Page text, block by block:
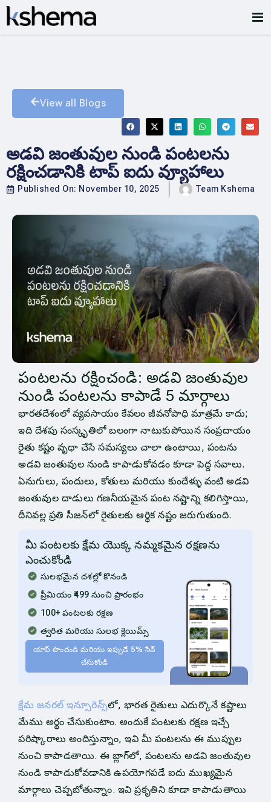
View all Blogs
అడవి జంతువుల నుండి పంటలను
రక్షించడానికి టాప్ ఐదు వ్యూహాలు
Published On: November 10, 2025 Team Kshema
పంటలను రక్షించండి: అడవి జంతువుల
నుండి పంటలను కాపాడే 5 మార్గాలు
భారతదేశంలో వ్యవసాయం కేవలం జీవనోపాధి మాత్రమే కాదు;
ఇది దేశపు సంస్కృతిలో బలంగా నాటుకుపోయిన సంప్రదాయం
రైతు కష్టం వృథా చేసే సమస్యలు చాలా ఉంటాయి, పంటను
అడవి జంతువుల నుండి కాపాడుకోవడం కూడా పెద్ద సవాలు.
ఏనుగులు, పందులు, కోతులు మరియు కుందేళ్ళు వంటి అడవి
జంతువుల దాడులు గణనీయమైన పంట నష్టాన్ని కలిగిస్తాయి,
దీనివల్ల ప్రతి సీజన్‌లో రైతులకు ఆర్థిక నష్టం జరుగుతుంది.
మీ పంటలకు క్షేమ యొక్క నమ్మకమైన రక్షణను
ఎంచుకోండి
సులభమైన దశల్లో కొనండి
ప్రీమియం ₹499 నుంచి ప్రారంభం
100+ పంటలకు రక్షణ
త్వరిత మరియు సులభ క్లెయిమ్స్
యాప్ పొందండి మరియు ఇప్పుడే 5% సేవ్
చేసుకోండి
క్షేమ జనరల్ ఇన్సూరెన్స్‌లో, భారత రైతులు ఎదుర్కొనే కష్టాలు
మేము అర్థం చేసుకుంటాం. అందుకే పంటలకు రక్షణ ఇచ్చే
పరిష్కారాలు అందిస్తున్నాం, ఇవి మీ పంటలను ఈ ముప్పుల
నుంచి కాపాడతాయి. ఈ బ్లాగ్‌లో, పంటలను అడవి జంతువుల
నుండి కాపాడుకోవడానికి ఉపయోగపడే ఐదు ముఖ్యమైన
మార్గాలు చెప్పబోతున్నాం. ఇవి ప్రకృతిని కూడా కాపాడుతాయి